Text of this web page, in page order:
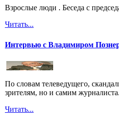
Взрослые люди . Беседа с
Читать...
Интервью с Владимиром
По словам телеведущего,
зрителям, но и самим
Читать...